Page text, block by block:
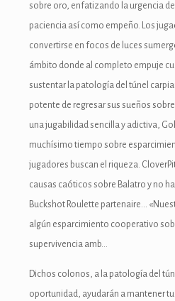
sobre oro, enfatizando la urgencia
paciencia así­ como empeño. Los
convertirse en focos de luces
ámbito donde al completo empuje
sustentar la patologí­a del túnel
potente de regresar sus sueños
una jugabilidad sencilla y adictiva,
muchísimo tiempo sobre
jugadores buscan el riqueza.
causas caóticos sobre Balatro y no
Buckshot Roulette partenaire…
algún esparcimiento cooperativo
supervivencia amb…
Dichos colonos, a la patologí­a del
oportunidad, ayudarán a mantener